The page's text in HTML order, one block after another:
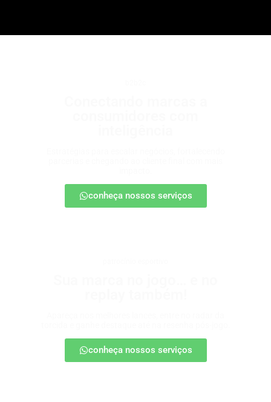
conheça nossos serviços
conheça nossos serviços